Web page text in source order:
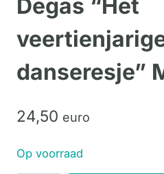
Degas “Het
danseresje”
24,50 euro
Op voorraad